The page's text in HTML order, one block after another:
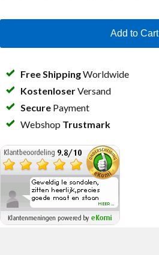
Add to Cart
Free ShippingWorldwide
KostenloserVersand
Secure Payment
Webshop Trustmark